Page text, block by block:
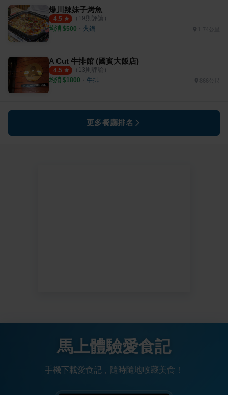
爆川辣妹子烤魚
4.5 （ 19則評論）
均消 $500 ・ 火鍋 1.74公里
A Cut 牛排館 (國賓大飯店)
4.5 （ 13則評論）
均消 $1800 ・ 牛排
更多餐廳排名
馬上體驗愛食記
手機下載愛食記，隨時隨地收藏美食！